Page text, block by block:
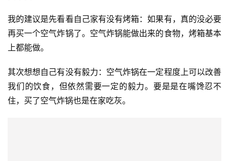
我的建议是先看看自己家有没有烤箱：如果有，真的没必要
再买一个空气炸锅了。空气炸锅能做出来的食物，烤箱基本
上都能做。
其次想想自己有没有毅力：空气炸锅在一定程度上可以改善
我们的饮食，但依然需要一定的毅力。要是是在嘴馋忍不
住，买了空气炸锅也是在家吃灰。